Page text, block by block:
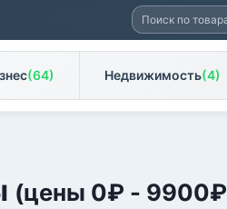
Искать:
(64) Недвижимость(4)
(цены 0₽ - 9900₽